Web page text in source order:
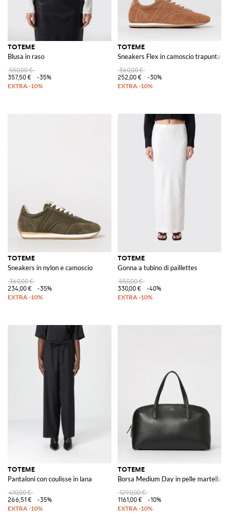
TOTEME
Blusa in raso
550,00 €
357,50 €
-35%
TOTEME
Sneakers Flex in camoscio trapuntato
360,00 €
252,00 €
-30%
TOTEME
Sneakers in nylon e camoscio
360,00 €
234,00 €
-35%
TOTEME
Gonna a tubino di paillettes
550,00 €
330,00 €
-40%
TOTEME
Pantaloni con coulisse in lana
410,00 €
266,51 €
-35%
TOTEME
Borsa Medium Day in pelle martellata
1290,00 €
1161,00 €
-10%